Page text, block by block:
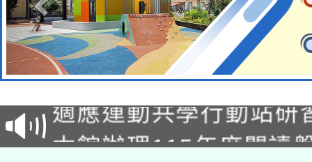
本校115學年度第2次
招甄選結果公告(無人
招)
適應運動共學行動站研
本館辦理115年度閱讀